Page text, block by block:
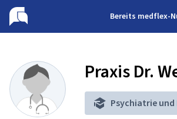
Bereits medflex-
Praxis Dr.
Psychiatrie